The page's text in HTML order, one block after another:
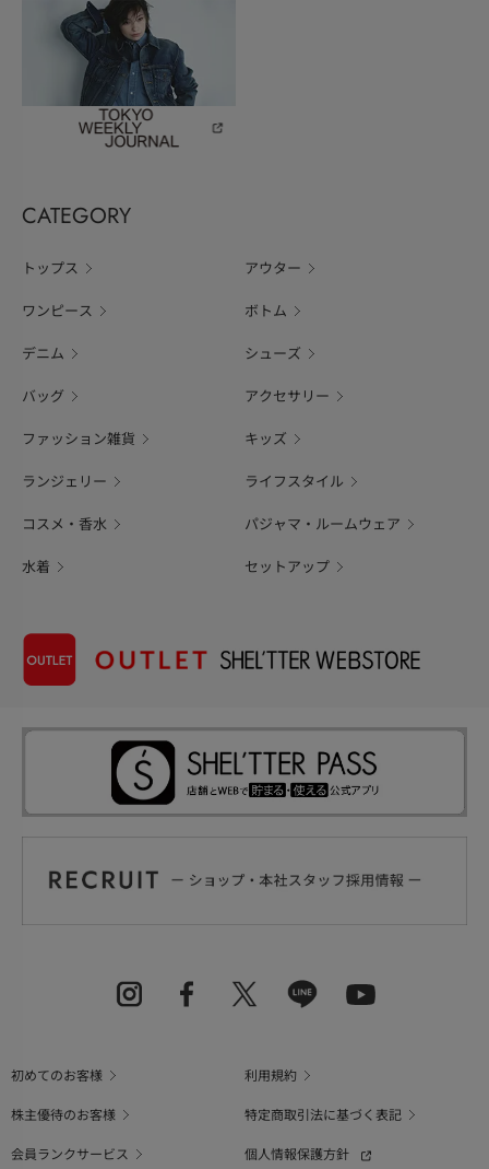
CATEGORY
トップス アウター
ワンピース ボトム
デニム シューズ
バッグ アクセサリー
ファッション雑貨 キッズ
ランジェリー ライフスタイル
コスメ・香水 パジャマ・ルームウェア
水着 セットアップ
初めてのお客様
利用規約
株主優待のお客様
特定商取引法に基づく表記
会員ランクサービス
個人情報保護方針